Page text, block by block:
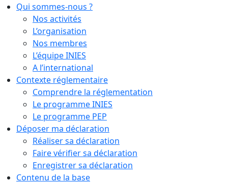
Qui sommes-nous ?
Nos activités
L’organisation
Nos membres
L’équipe INIES
A l’international
Contexte réglementaire
Comprendre la réglementation
Le programme INIES
Le programme PEP
Déposer ma déclaration
Réaliser sa déclaration
Faire vérifier sa déclaration
Enregistrer sa déclaration
Contenu de la base